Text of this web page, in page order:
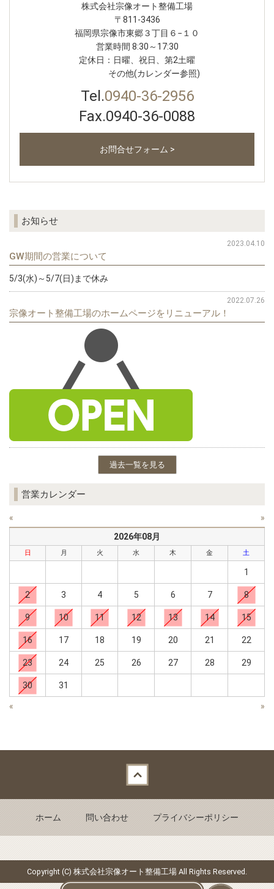
株式会社宗像オート整備工場
〒811-3436
福岡県宗像市東郷３丁目６−１０
営業時間 8:30～17:30
定休日：日曜、祝日、第2土曜
その他(カレンダー参照)
Tel.0940-36-2956
Fax.0940-36-0088
お問合せフォーム >
お知らせ
2023.04.10
GW期間の営業について
5/3(水)～5/7(日)まで休み
2022.07.26
宗像オート整備工場のホームページをリニューアル！
過去一覧を見る
営業カレンダー
«
»
2026年08月
日 月 火 水 木 金 土
1
2 3 4 5 6 7 8
9 10 11 12 13 14 15
16 17 18 19 20 21 22
23 24 25 26 27 28 29
30 31
« »
ホーム 問い合わせ プライバシーポリシー
Back to top
Copyright (C) 株式会社宗像オート整備工場 All Rights Reserved.